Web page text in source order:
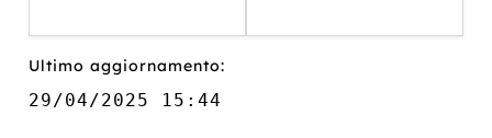
Ultimo aggiornamento:
29/04/2025 15:44